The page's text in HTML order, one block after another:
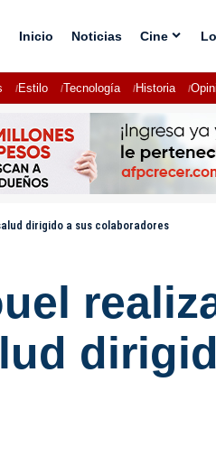
Inicio Noticias Cine
Estilo Tecnología Historia
dirigido a sus colaboradores